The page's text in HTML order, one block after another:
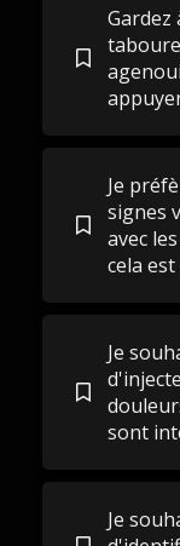
Gardez
Je
signes
avec
cela
Je
sont
Je